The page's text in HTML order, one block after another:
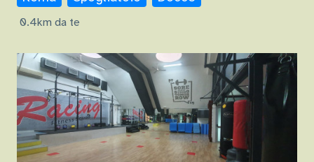
0.4km da te